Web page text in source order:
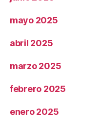
mayo 2025
abril 2025
marzo 2025
febrero 2025
enero 2025